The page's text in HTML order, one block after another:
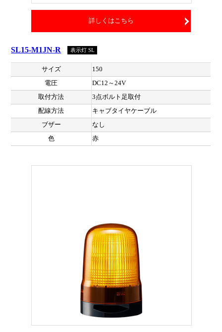
詳しくはこちら
SL15-M1JN-R 表示灯 SL
サイズ
150
電圧
DC12～24V
取付方法
3点ボルト足取付
配線方法
キャブタイヤケーブル
ブザー
なし
色
赤